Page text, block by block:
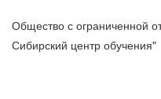
Общество с ограниченной
Сибирский центр обучения"